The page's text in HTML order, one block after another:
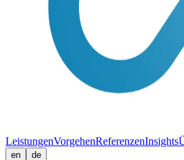
LeistungenVorgehenReferenzenInsights
en de